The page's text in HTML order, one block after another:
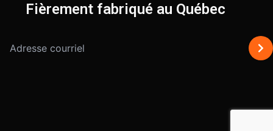
Fièrement fabriqué au Québec